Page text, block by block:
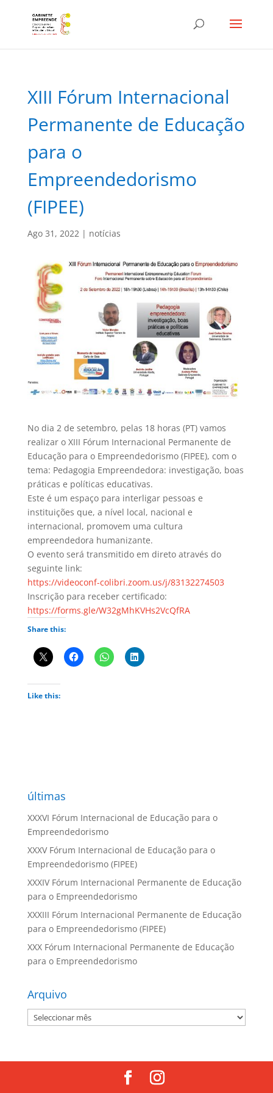
XIII Fórum Internacional
Permanente de Educação
para o
Empreendedorismo
(FIPEE)
Ago 31, 2022| notícias
No dia 2 de setembro, pelas 18 horas (PT) vamos
realizar o XIII Fórum Internacional Permanente de
Educação para o Empreendedorismo (FIPEE), com o
tema: Pedagogia Empreendedora: investigação, boas
práticas e políticas educativas.
Este é um espaço para interligar pessoas e
instituições que, a nível local, nacional e
internacional, promovem uma cultura
empreendedora humanizante.
O evento será transmitido em direto através do
seguinte link:
https://videoconf-colibri.zoom.us/j/83132274503
Inscrição para receber certificado:
https://forms.gle/W32gMhKVHs2VcQfRA
Share this:
Like this:
últimas
XXXVI Fórum Internacional de Educação para o
Empreendedorismo
XXXV Fórum Internacional de Educação para o
Empreendedorismo (FIPEE)
XXXIV Fórum Internacional Permanente de Educação
para o Empreendedorismo
XXXIII Fórum Internacional Permanente de Educação
para o Empreendedorismo (FIPEE)
XXX Fórum Internacional Permanente de Educação
para o Empreendedorismo
Arquivo
Arquivo